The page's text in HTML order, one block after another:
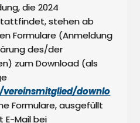
die 2024
stehen ab
Formulare (Anmeldung
des/der
zum Download (als
downlo
Formulare, ausgefüllt
E-Mail bei